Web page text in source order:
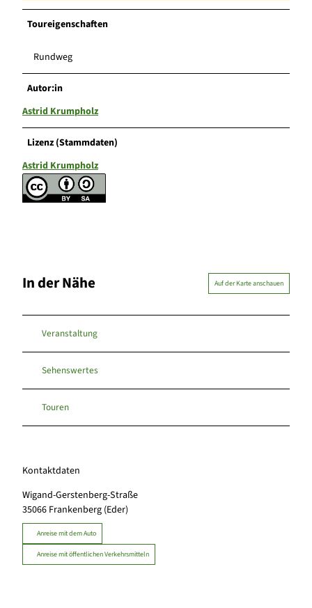
Toureigenschaften
Rundweg
Autor:in
Astrid Krumpholz
Lizenz (Stammdaten)
Astrid Krumpholz
In der Nähe Auf der Karte anschauen
Veranstaltung
Sehenswertes
Touren
Kontaktdaten
Wigand-Gerstenberg-Straße
35066 Frankenberg (Eder)
Anreise mit dem Auto
Anreise mit öffentlichen Verkehrsmitteln